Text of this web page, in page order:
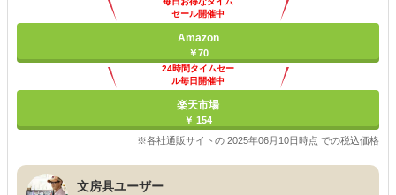
セール開催中
Amazon
￥70
24時間タイムセー
ル毎日開催中
楽天市場
￥ 154
※各社通販サイトの 2025年06月10日時点 での税込価格
文房具ユーザー